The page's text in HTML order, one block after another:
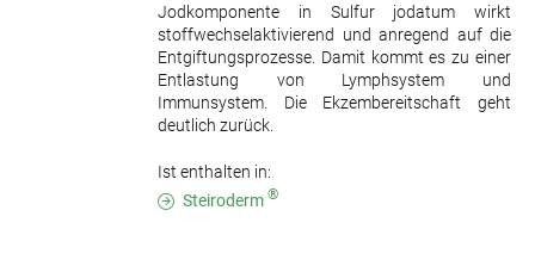
Jodkomponente in Sulfur jodatum wirkt
stoffwechselaktivierend und anregend auf die
Entgiftungsprozesse. Damit kommt es zu einer
Entlastung von Lymphsystem und
Immunsystem. Die Ekzembereitschaft geht
deutlich zurück.
Ist enthalten in:
Steiroderm ®